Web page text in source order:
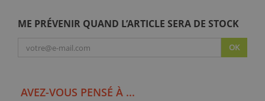
ME PRÉVENIR QUAND L’ARTICLE SERA DE STOCK
OK
AVEZ-VOUS PENSÉ À ...